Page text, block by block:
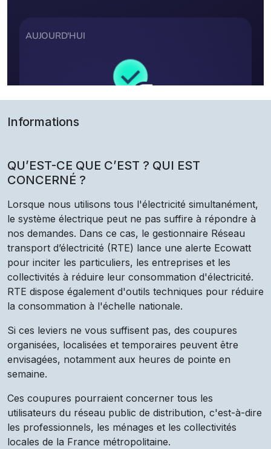
Informations
QU’EST-CE QUE C’EST ? QUI EST
CONCERNÉ ?
Lorsque nous utilisons tous l'électricité simultanément,
le système électrique peut ne pas suffire à répondre à
nos demandes. Dans ce cas, le gestionnaire Réseau
transport d’électricité (RTE) lance une alerte Ecowatt
pour inciter les particuliers, les entreprises et les
collectivités à réduire leur consommation d'électricité.
RTE dispose également d'outils techniques pour réduire
la consommation à l'échelle nationale.
Si ces leviers ne vous suffisent pas, des coupures
organisées, localisées et temporaires peuvent être
envisagées, notamment aux heures de pointe en
semaine.
Ces coupures pourraient concerner tous les
utilisateurs du réseau public de distribution, c'est-à-dire
les professionnels, les ménages et les collectivités
locales de la France métropolitaine.